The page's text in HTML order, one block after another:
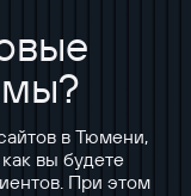
в Тюмени,
вы будете
При этом